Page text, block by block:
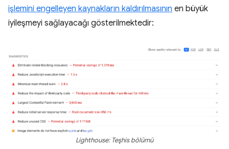
işlemini engelleyen kaynakların kaldırılmasının en büyük
iyileşmeyi sağlayacağı gösterilmektedir:
Lighthouse: Teşhis bölümü